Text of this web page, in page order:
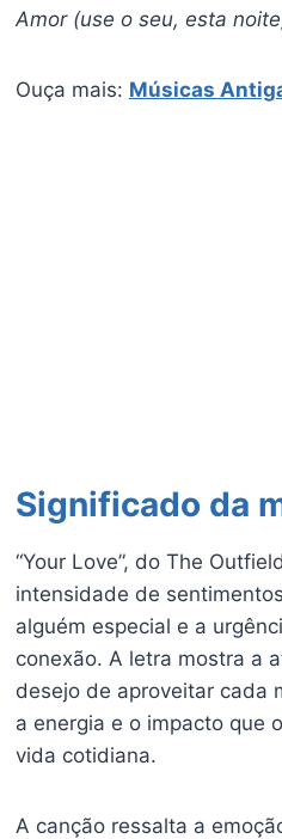
Amor (use o seu, esta
Ouça mais: Músicas
Significado da
“Your Love”, do The
intensidade de
alguém especial e a
conexão. A letra mostra a
desejo de aproveitar cada
a energia e o impacto que
vida cotidiana.
A canção ressalta a